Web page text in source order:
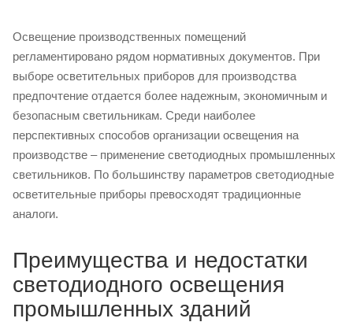
Освещение производственных помещений
регламентировано рядом нормативных документов. При
выборе осветительных приборов для производства
предпочтение отдается более надежным, экономичным и
безопасным светильникам. Среди наиболее
перспективных способов организации освещения на
производстве – применение светодиодных промышленных
светильников. По большинству параметров светодиодные
осветительные приборы превосходят традиционные
аналоги.
Преимущества и недостатки
светодиодного освещения
промышленных зданий